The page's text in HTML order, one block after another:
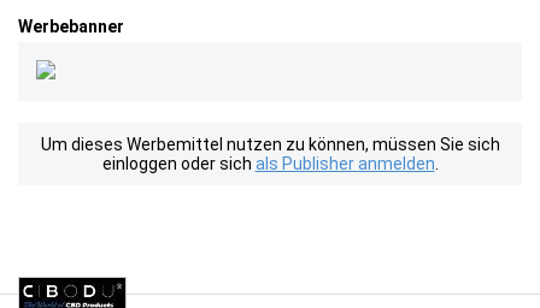
Werbebanner
Um dieses Werbemittel nutzen zu können, müssen Sie sich
einloggen oder sich als Publisher anmelden